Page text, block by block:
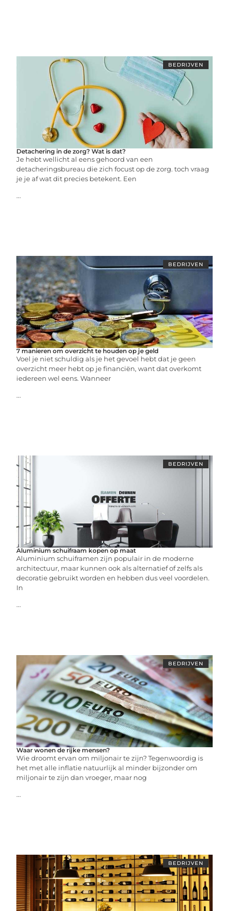
BEDRIJVEN
Detachering in de zorg? Wat is dat?
Je hebt wellicht al eens gehoord van een
detacheringsbureau die zich focust op de zorg. toch vraag
je je af wat dit precies betekent. Een
...
BEDRIJVEN
7 manieren om overzicht te houden op je geld
Voel je niet schuldig als je het gevoel hebt dat je geen
overzicht meer hebt op je financiën, want dat overkomt
iedereen wel eens. Wanneer
...
BEDRIJVEN
Aluminium schuifraam kopen op maat
Aluminium schuiframen zijn populair in de moderne
architectuur, maar kunnen ook als alternatief of zelfs als
decoratie gebruikt worden en hebben dus veel voordelen.
In
...
BEDRIJVEN
Waar wonen de rijke mensen?
Wie droomt ervan om miljonair te zijn? Tegenwoordig is
het met alle inflatie natuurlijk al minder bijzonder om
miljonair te zijn dan vroeger, maar nog
...
BEDRIJVEN